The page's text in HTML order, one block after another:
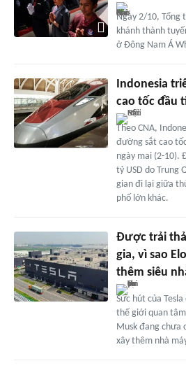
Ngày 2/10, Tổng
khánh thành
ở Đông Nam Á
Indonesia
cao tốc đầu
Theo CNA,
đường sắt cao
ngày mai (2-10).
tỷ USD do Trung
gian đi lại giữa
phố lớn khác.
Được trải
gia, vì sao
thêm siêu
Sức hút của
thế giới quan
Musk đang chưa
xây thêm nhà